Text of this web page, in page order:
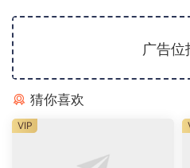
广告位
猜你喜欢
VIP